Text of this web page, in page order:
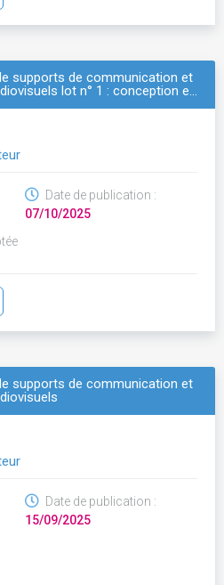
supports de communication et
lot n° 1 : conception e…
Date de publication :
07/10/2025
supports de communication et
Date de publication :
15/09/2025